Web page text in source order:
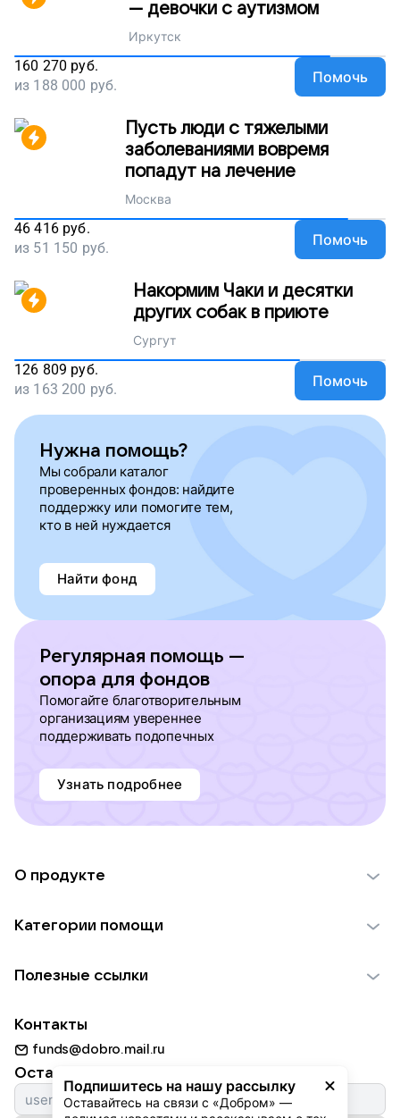
— девочки с аутизмом
Иркутск
160 270 руб.
из 188 000 руб. Помочь
Пусть люди с тяжелыми
заболеваниями вовремя
попадут на лечение
Москва
46 416 руб.
из 51 150 руб. Помочь
Накормим Чаки и десятки
других собак в приюте
Сургут
126 809 руб.
из 163 200 руб. Помочь
Нужна помощь?
Мы собрали каталог
проверенных фондов: найдите
поддержку или помогите тем,
кто в ней нуждается
Найти фонд
Регулярная помощь —
опора для фондов
Помогайте благотворительным
организациям увереннее
поддерживать подопечных
Узнать подробнее
Подпишитесь на нашу рассылку
Оставайтесь на связи с «Добром» —
О продукте
Использование материалов
Для НКО
Партнерам
Категории помощи
Пожилым
Животным
Природе
Культуре
Полезные ссылки
Добрый день
Истории
Контакты
funds@dobro.mail.ru
Оставайтесь с нами